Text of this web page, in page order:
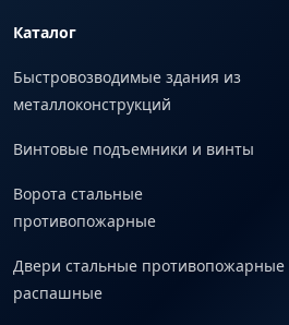
Каталог
Быстровозводимые здания из
металлоконструкций
Винтовые подъемники и винты
Ворота стальные
противопожарные
Двери стальные противопожарные
распашные